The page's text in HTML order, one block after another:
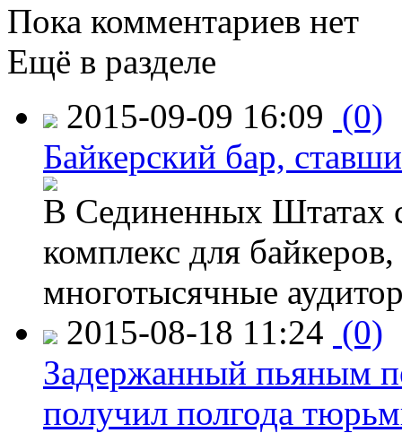
Пока комментариев нет
Ещё в разделе
2015-09-09 16:09 (0)
Байкерский бар,
В Сединенных Штатах
комплекс для
многотысячные
2015-08-18 11:24 (0)
Задержанный пьяным
получил полгода